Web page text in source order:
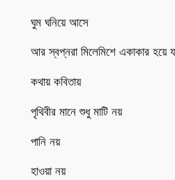
ঘুম ঘনিয়ে আসে
আর স্বপ্নরা মিলেমিশে একাকার হয়ে
কথায় কবিতায়
পৃথিবীর মানে শুধু মাটি নয়
পানি নয়
হাওয়া নয়